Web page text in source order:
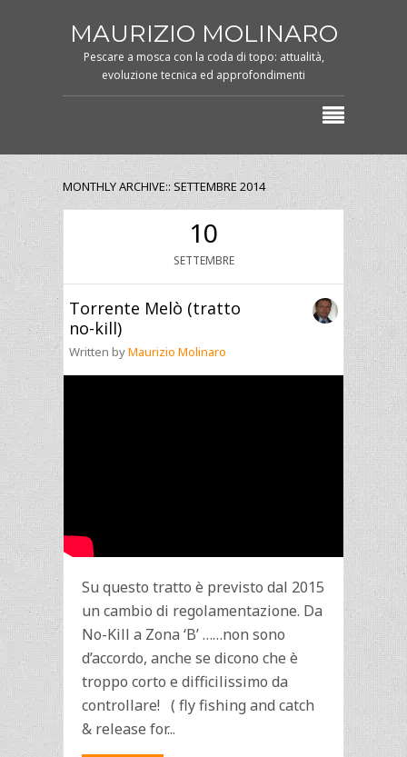
MAURIZIO MOLINARO
Pescare a mosca con la coda di topo: attualità,
evoluzione tecnica ed approfondimenti
MONTHLY ARCHIVE:: SETTEMBRE 2014
10
SETTEMBRE
Torrente Melò (tratto
no-kill)
Written byMaurizio Molinaro
Su questo tratto è previsto dal 2015
un cambio di regolamentazione. Da
No-Kill a Zona ‘B’ ……non sono
d’accordo, anche se dicono che è
troppo corto e difficilissimo da
controllare! ( fly fishing and catch
& release for...